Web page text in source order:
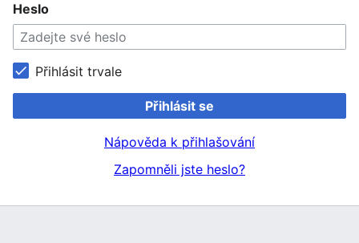
Heslo
Přihlásit trvale
Přihlásit se
Nápověda k přihlašování
Zapomněli jste heslo?